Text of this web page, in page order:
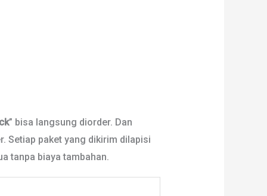
” bisa langsung diorder. Dan
Setiap paket yang dikirim dilapisi
tanpa biaya tambahan.